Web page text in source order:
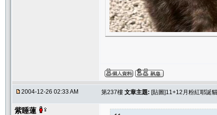
2004-12-26 02:33 AM 第237樓 文章主題: [貼圖]11+12月粉紅耶誕
紫睡蓮